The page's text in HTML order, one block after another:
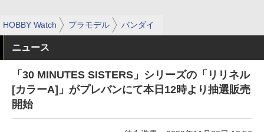
HOBBY Watch プラモデル バンダイ
ニュース
「30 MINUTES SISTERS」シリーズの「リリネル
[カラーA]」がプレバンにて本日12時より抽選販売
開始